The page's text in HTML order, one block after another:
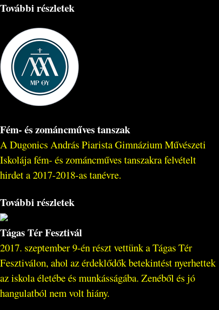
További részletek
Fém- és zománcműves tanszak
A Dugonics András Piarista Gimnázium Művészeti
Iskolája fém- és zománcműves tanszakra felvételt
hirdet a 2017-2018-as tanévre.
További részletek
Tágas Tér Fesztivál
2017. szeptember 9-én részt vettünk a Tágas Tér
Fesztiválon, ahol az érdeklődők betekintést nyerhettek
az iskola életébe és munkásságába. Zenéből és jó
hangulatból nem volt hiány.